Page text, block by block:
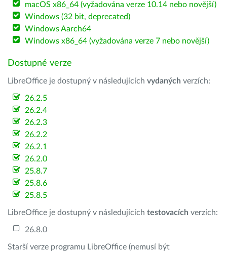
macOS x86_64 (vyžadována verze 10.14 nebo novější)
Windows (32 bit, deprecated)
Windows Aarch64
Windows x86_64 (vyžadována verze 7 nebo novější)
Dostupné verze
LibreOffice je dostupný v následujících vydaných verzích:
26.2.5
26.2.4
26.2.3
26.2.2
26.2.1
26.2.0
25.8.7
25.8.6
25.8.5
LibreOffice je dostupný v následujících testovacích verzích:
26.8.0
Starší verze programu LibreOffice (nemusí být